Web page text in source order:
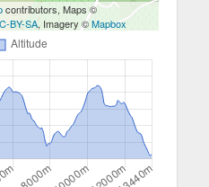
contributors, Maps ©
BY-SA, Imagery ©Mapbox